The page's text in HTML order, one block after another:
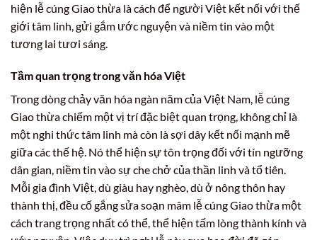
hiện lễ cúng Giao thừa là cách để người Việt kết nối với thế
giới tâm linh, gửi gắm ước nguyện và niềm tin vào một
tương lai tươi sáng.
Tầm quan trọng trong văn hóa Việt
Trong dòng chảy văn hóa ngàn năm của Việt Nam, lễ cúng
Giao thừa chiếm một vị trí đặc biệt quan trọng, không chỉ là
một nghi thức tâm linh mà còn là sợi dây kết nối mạnh mẽ
giữa các thế hệ. Nó thể hiện sự tôn trọng đối với tín ngưỡng
dân gian, niềm tin vào sự che chở của thần linh và tổ tiên.
Mỗi gia đình Việt, dù giàu hay nghèo, dù ở nông thôn hay
thành thị, đều cố gắng sửa soạn mâm lễ cúng Giao thừa một
cách trang trọng nhất có thể, thể hiện tấm lòng thành kính và